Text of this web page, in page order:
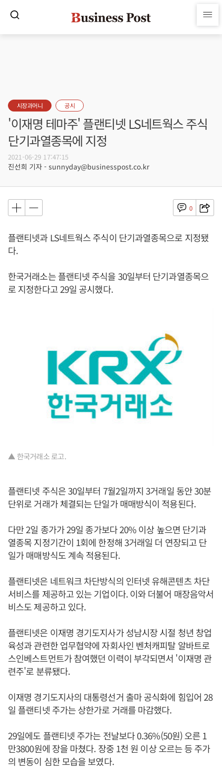
시장과머니 공시
'이재명 테마주' 플랜티넷 LS네트웍스 주식
단기과열종목에 지정
2021-06-29 17:47:15
진선희 기자 - sunnyday@businesspost.co.kr
0
플랜티넷과 LS네트웍스 주식이 단기과열종목으로 지정됐
다.
한국거래소는 플랜티넷 주식을 30일부터 단기과열종목으
로 지정한다고 29일 공시했다.
▲ 한국거래소 로고.
플랜티넷 주식은 30일부터 7월2일까지 3거래일 동안 30분
단위로 거래가 체결되는 단일가 매매방식이 적용된다.
다만 2일 종가가 29일 종가보다 20% 이상 높으면 단기과
열종목 지정기간이 1회에 한정해 3거래일 더 연장되고 단
일가 매매방식도 계속 적용된다.
플랜티넷은 네트워크 차단방식의 인터넷 유해콘텐츠 차단
서비스를 제공하고 있는 기업이다. 이와 더불어 매장음악서
비스도 제공하고 있다.
플랜티넷은 이재명 경기도지사가 성남시장 시절 청년 창업
육성과 관련한 업무협약에 자회사인 벤처캐피탈 알바트로
스인베스트먼트가 참여했던 이력이 부각되면서 '이재명 관
련주'로 분류됐다.
이재명 경기도지사의 대통령선거 출마 공식화에 힘입어 28
일 플랜티넷 주가는 상한가로 거래를 마감했다.
29일에도 플랜티넷 주가는 전날보다 0.36%(50원) 오른 1
만3800원에 장을 마쳤다. 장중 1천 원 이상 오르는 등 주가
의 변동이 심한 모습을 보였다.